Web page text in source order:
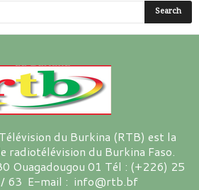
du Burkina (RTB) est la
radiotélévision du Burkina Faso.
Ouagadougou 01 Tél : (+226) 25
63 E-mail : info@rtb.bf